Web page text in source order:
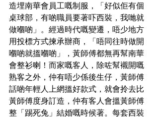
造埋南華會員工嘅制服，「好似佢有個
桌球部，有啲職員要著吓西裝，我哋就
做嗰啲」。經過時代嘅變遷，唔少地方
用投標方式揀承辦商，「唔同往時做開
嗰啲就搵嗰啲」，黃師傅都無再幫南華
會整衫喇！而家嘅客人，除咗幫襯開嘅
熟客之外，仲有唔少係後生仔，黃師傅
話啲年輕人上網搵好款式，就會拎去比
黃師傅度身訂造，仲有客人會搵黃師傅
整「踢死兔」結婚嘅時候著。每套西裝